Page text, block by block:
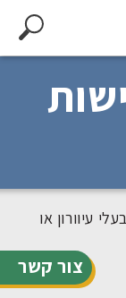
צור קשר
עיוורון או